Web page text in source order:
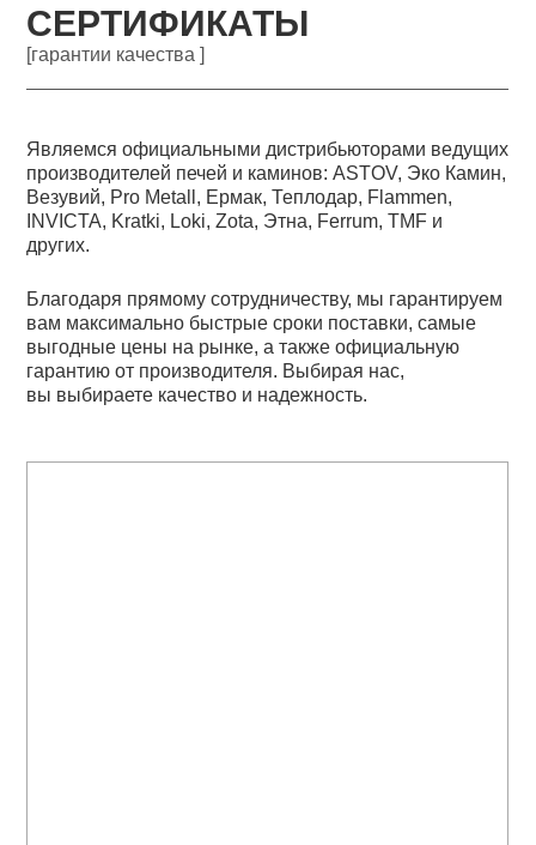
СЕРТИФИКАТЫ
[гарантии качества ]
Являемся официальными дистрибьюторами ведущих
производителей печей и каминов: ASTOV, Эко Камин,
Везувий, Pro Metall, Ермак, Теплодар, Flammen,
INVICTA, Kratki, Loki, Zota, Этна, Ferrum, TMF и
других.
Благодаря прямому сотрудничеству, мы гарантируем
вам максимально быстрые сроки поставки, самые
выгодные цены на рынке, а также официальную
гарантию от производителя. Выбирая нас,
вы выбираете качество и надежность.